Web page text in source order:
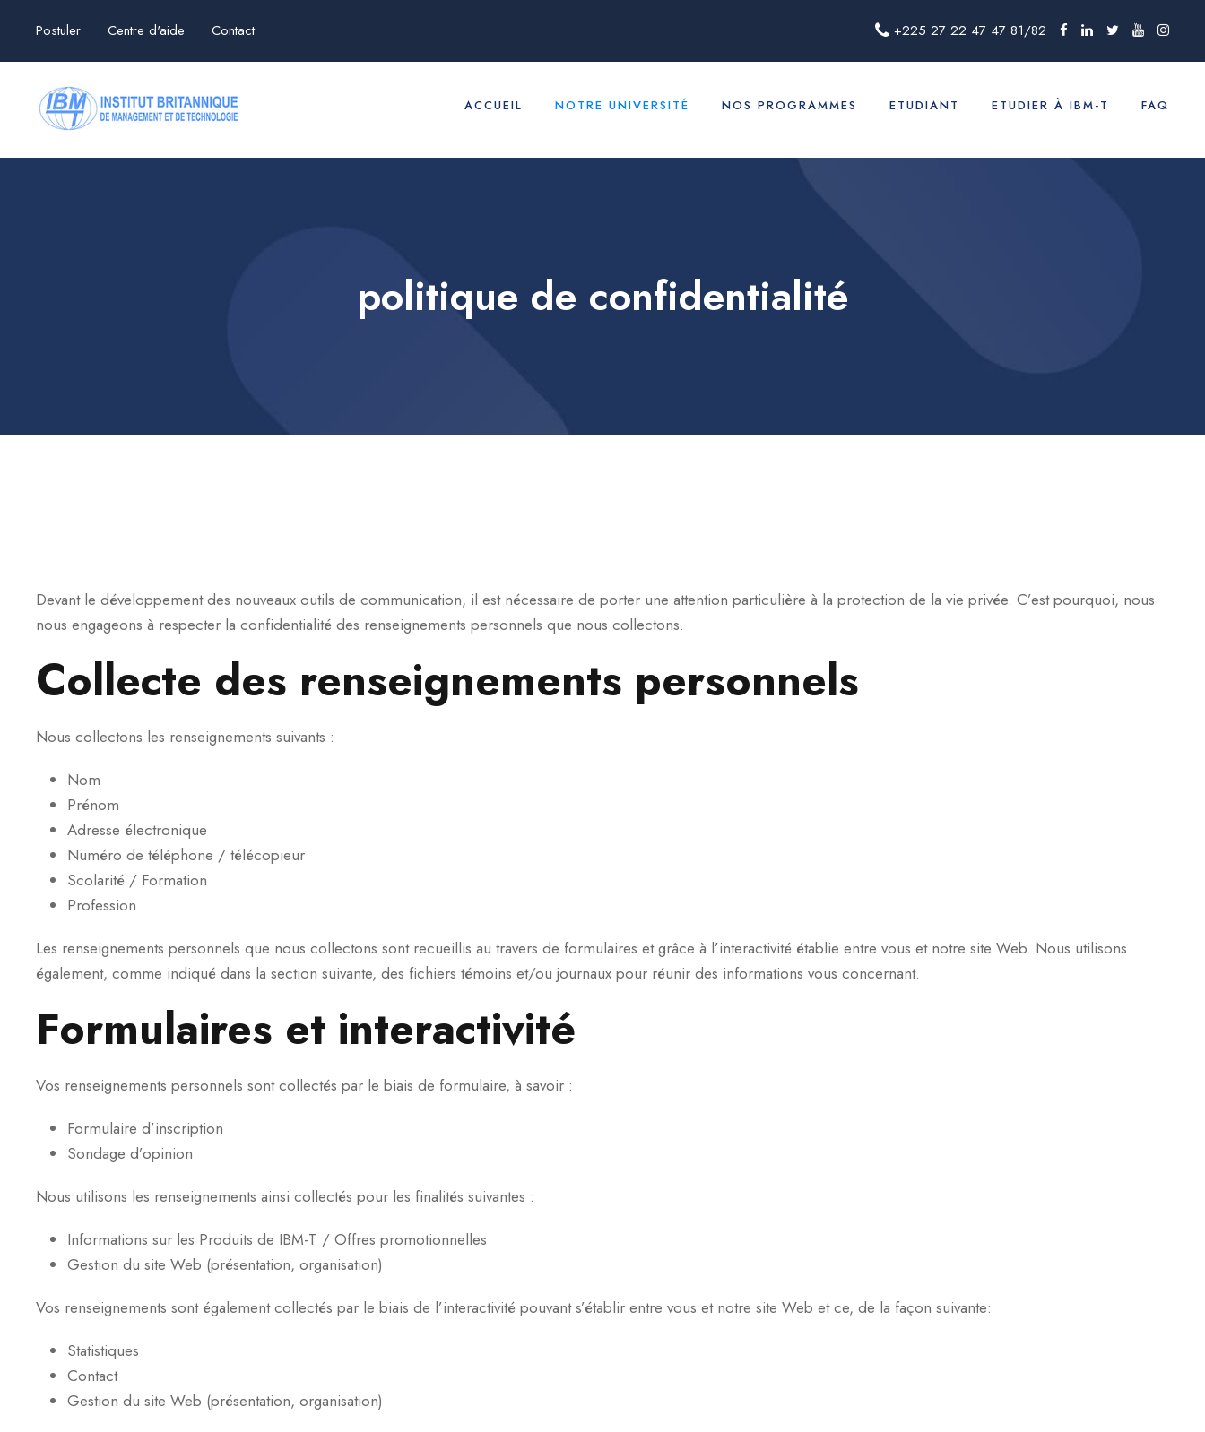
Postuler Centre d'aide Contact +225 27 22 47 47 81/82
ACCUEIL NOTRE UNIVERSITÉ NOS PROGRAMMES ETUDIANT ETUDIER À IBM-T FAQ
politique de confidentialité
Devant le développement des nouveaux outils de communication, il est nécessaire de porter une attention particulière à la protection de la vie privée. C’est pourquoi, nous
nous engageons à respecter la confidentialité des renseignements personnels que nous collectons.
Collecte des renseignements personnels
Nous collectons les renseignements suivants :
Nom
Prénom
Adresse électronique
Numéro de téléphone / télécopieur
Scolarité / Formation
Profession
Les renseignements personnels que nous collectons sont recueillis au travers de formulaires et grâce à l’interactivité établie entre vous et notre site Web. Nous utilisons
également, comme indiqué dans la section suivante, des fichiers témoins et/ou journaux pour réunir des informations vous concernant.
Formulaires et interactivité
Vos renseignements personnels sont collectés par le biais de formulaire, à savoir :
Formulaire d’inscription
Sondage d’opinion
Nous utilisons les renseignements ainsi collectés pour les finalités suivantes :
Informations sur les Produits de IBM-T / Offres promotionnelles
Gestion du site Web (présentation, organisation)
Vos renseignements sont également collectés par le biais de l’interactivité pouvant s’établir entre vous et notre site Web et ce, de la façon suivante:
Statistiques
Contact
Gestion du site Web (présentation, organisation)